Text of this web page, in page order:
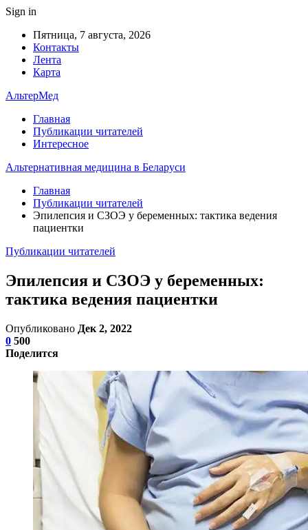
Sign in
Пятница, 7 августа, 2026
Контакты
Лента
Карта
АльтерМед
Главная
Публикации читателей
Интересное
Альтернативная медицина в Беларуси
Главная
Публикации читателей
Эпилепсия и СЗОЭ у беременных: тактика ведения
пациентки
Публикации читателей
Эпилепсия и СЗОЭ у беременных:
тактика ведения пациентки
Опубликовано Дек 2, 2022
0 500
Поделится